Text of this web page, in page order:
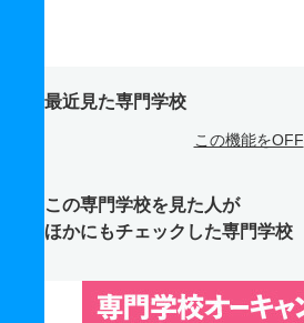
最近見た専門学校
この機能をOFF
この専門学校を見た人が
ほかにもチェックした専門学校